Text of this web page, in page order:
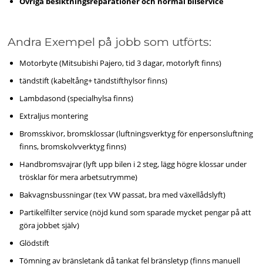
Andra Exempel på jobb som utförts:
Motorbyte (Mitsubishi Pajero, tid 3 dagar, motorlyft finns)
tändstift (kabeltång+ tändstifthylsor finns)
Lambdasond (specialhylsa finns)
Extraljus montering
Bromsskivor, bromsklossar (luftningsverktyg för enpersonsluftning
finns, bromskolvverktyg finns)
Handbromsvajrar (lyft upp bilen i 2 steg, lägg högre klossar under
trösklar för mera arbetsutrymme)
Bakvagnsbussningar (tex VW passat, bra med växellådslyft)
Partikelfilter service (nöjd kund som sparade mycket pengar på att
göra jobbet själv)
Glödstift
Tömning av bränsletank då tankat fel bränsletyp (finns manuell